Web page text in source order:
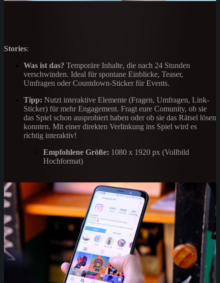
Stories:
Was ist das? Temporäre Inhalte, die nach 24 Stunden
verschwinden. Ideal für spontane Einblicke, Teaser,
Umfragen oder Countdown-Sticker für Events.
Tipp: Nutzt interaktive Elemente (Fragen, Umfragen, Link-
Sticker) für mehr Engagement. Fragt eure Comunity, ob sie
das Spiel schon ausprobiert haben oder ob sie das Rätsel lösen
konnten. Mit einer direkten Verlinkung ins Spiel wird es
richtig interaktiv!
Empfohlene Größe: 1080 x 1920 px (Vollbild
Hochformat)